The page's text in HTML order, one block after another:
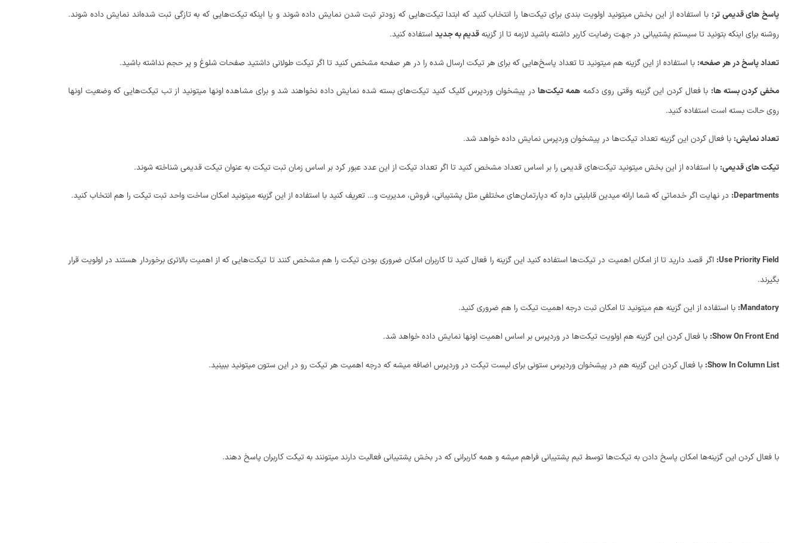
پاسخ های قدیمی تر: با استفاده از این بخش میتونید اولویت بندی برای تیکت‌ها را انتخاب کنید که ابتدا تیکت‌هایی که زودتر ثبت شدن نمایش داده شوند و یا اینکه تیکت‌هایی که به تازگی ثبت شده‌اند نمایش داده شوند.
روشنه برای اینکه بتونید تا سیستم پشتیبانی در جهت رضایت کاربر داشته باشید لازمه تا از گزینه قدیم به جدید استفاده کنید.
تعداد پاسخ در هر صفحه: با استفاده از این گزینه هم میتونید تا تعداد پاسخ‌هایی که برای هر تیکت ارسال شده را در هر صفحه مشخص کنید تا اگر تیکت طولانی داشتید صفحات شلوغ و پر حجم نداشته باشید.
مخفی کردن بسته ها: با فعال کردن این گزینه وقتی روی دکمه همه تیکت‌هادر پیشخوان وردپرس کلیک کنید تیکت‌های بسته شده نمایش داده نخواهند شد و برای مشاهده اونها میتونید از تب تیکت‌هایی که وضعیت اونها
روی حالت بسته است استفاده کنید.
تعداد نمایش: با فعال کردن این گزینه تعداد تیکت‌ها در پیشخوان وردپرس نمایش داده خواهد شد.
تیکت های قدیمی: با استفاده از این بخش میتونید تیکت‌های قدیمی را بر اساس تعداد مشخص کنید تا اگر تعداد تیکت از این عدد عبور کرد بر اساس زمان ثبت تیکت به عنوان تیکت قدیمی شناخته شوند.
Departments: در نهایت اگر خدماتی که شما ارائه میدین قابلیتی داره که دپارتمان‌های مختلفی مثل پشتیبانی، فروش، مدیریت و… تعریف کنید با استفاده از این گزینه میتونید امکان ساخت واحد ثبت تیکت را هم انتخاب کنید.
Use Priority Field: اگر قصد دارید تا از امکان اهمیت در تیکت‌ها استفاده کنید این گزینه را فعال کنید تا کاربران امکان ضروری بودن تیکت را هم مشخص کنند تا تیکت‌هایی که از اهمیت بالاتری برخوردار هستند در اولویت قرار
بگیرند.
Mandatory: با استفاده از این گزینه هم میتونید تا امکان ثبت درجه اهمیت تیکت را هم ضروری کنید.
Show On Front End: با فعال کردن این گزینه هم اولویت تیکت‌ها در وردپرس بر اساس اهمیت اونها نمایش داده خواهد شد.
Show In Column List: با فعال کردن این گزینه هم در پیشخوان وردپرس ستونی برای لیست تیکت در وردپرس اضافه میشه که درجه اهمیت هر تیکت رو در این ستون میتونید ببینید.
با فعال کردن این گزینه‌ها امکان پاسخ دادن به تیکت‌ها توسط تیم پشتیبانی فراهم میشه و همه کاربرانی که در بخش پشتیبانی فعالیت دارند میتونند به تیکت کاربران پاسخ دهند.